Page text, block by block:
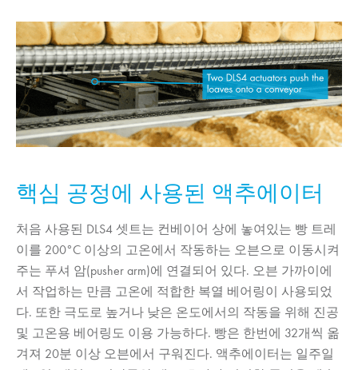
핵심 공정에 사용된 액추에이터
처음 사용된 DLS4 셋트는 컨베이어 상에 놓여있는 빵 트레
이를 200°C 이상의 고온에서 작동하는 오븐으로 이동시켜
주는 푸셔 암(pusher arm)에 연결되어 있다. 오븐 가까이에
서 작업하는 만큼 고온에 적합한 복열 베어링이 사용되었
다. 또한 극도로 높거나 낮은 온도에서의 작동을 위해 진공
및 고온용 베어링도 이용 가능하다. 빵은 한번에 32개씩 옮
겨져 20분 이상 오븐에서 구워진다. 액추에이터는 일주일